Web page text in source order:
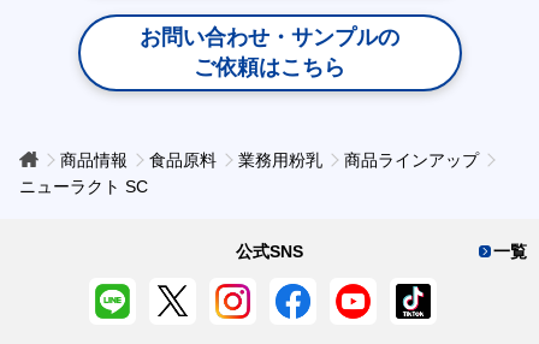
お問い合わせ・サンプルの
ご依頼はこちら
商品情報 食品原料 業務用粉乳
商品ラインアップ
ニューラクト SC
一覧
公式SNS